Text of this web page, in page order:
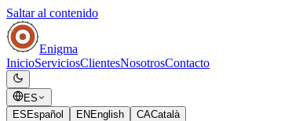
Saltar al contenido
Enigma
InicioServiciosClientesNosotrosContacto
ES
ES Español EN English CACatalà